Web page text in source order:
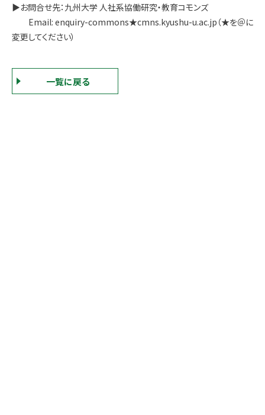
▶お問合せ先：九州大学 人社系協働研究・教育コモンズ
Email: enquiry-commons★cmns.kyushu-u.ac.jp（★を＠に
変更してください）
一覧に戻る